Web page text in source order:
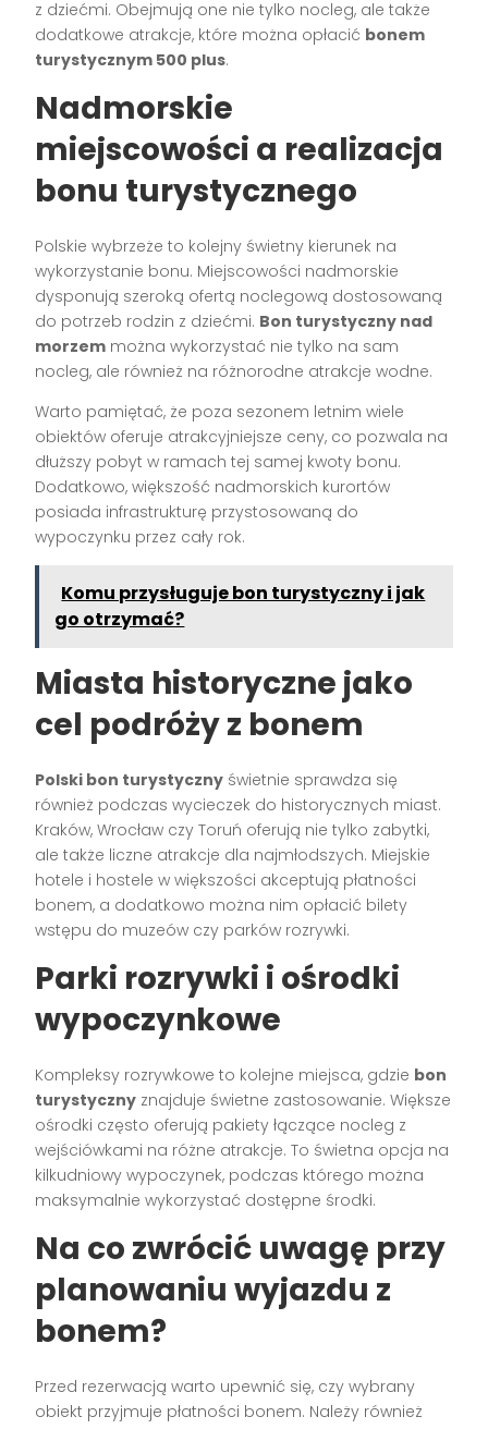
z dziećmi. Obejmują one nie tylko nocleg, ale także
dodatkowe atrakcje, które można opłacić bonem
turystycznym 500 plus.
Nadmorskie
miejscowości a realizacja
bonu turystycznego
Polskie wybrzeże to kolejny świetny kierunek na
wykorzystanie bonu. Miejscowości nadmorskie
dysponują szeroką ofertą noclegową dostosowaną
do potrzeb rodzin z dziećmi. Bon turystyczny nad
morzem można wykorzystać nie tylko na sam
nocleg, ale również na różnorodne atrakcje wodne.
Warto pamiętać, że poza sezonem letnim wiele
obiektów oferuje atrakcyjniejsze ceny, co pozwala na
dłuższy pobyt w ramach tej samej kwoty bonu.
Dodatkowo, większość nadmorskich kurortów
posiada infrastrukturę przystosowaną do
wypoczynku przez cały rok.
Komu przysługuje bon turystyczny i jak
go otrzymać?
Miasta historyczne jako
cel podróży z bonem
Polski bon turystyczny świetnie sprawdza się
również podczas wycieczek do historycznych miast.
Kraków, Wrocław czy Toruń oferują nie tylko zabytki,
ale także liczne atrakcje dla najmłodszych. Miejskie
hotele i hostele w większości akceptują płatności
bonem, a dodatkowo można nim opłacić bilety
wstępu do muzeów czy parków rozrywki.
Parki rozrywki i ośrodki
wypoczynkowe
Kompleksy rozrywkowe to kolejne miejsca, gdzie bon
turystyczny znajduje świetne zastosowanie. Większe
ośrodki często oferują pakiety łączące nocleg z
wejściówkami na różne atrakcje. To świetna opcja na
kilkudniowy wypoczynek, podczas którego można
maksymalnie wykorzystać dostępne środki.
Na co zwrócić uwagę przy
planowaniu wyjazdu z
bonem?
Przed rezerwacją warto upewnić się, czy wybrany
obiekt przyjmuje płatności bonem. Należy również